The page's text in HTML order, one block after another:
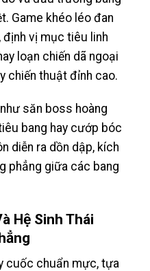
Game khéo léo đan
vị mục tiêu linh
loạn chiến dã ngoại
chiến thuật đỉnh cao.
săn boss hoàng
bang hay cướp bóc
diễn ra dồn dập, kích
phẳng giữa các bang
Hệ Sinh Thái
cuốc chuẩn mực, tựa